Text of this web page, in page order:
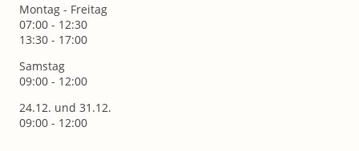
Montag - Freitag
07:00 - 12:30
13:30 - 17:00
Samstag
09:00 - 12:00
24.12. und 31.12.
09:00 - 12:00